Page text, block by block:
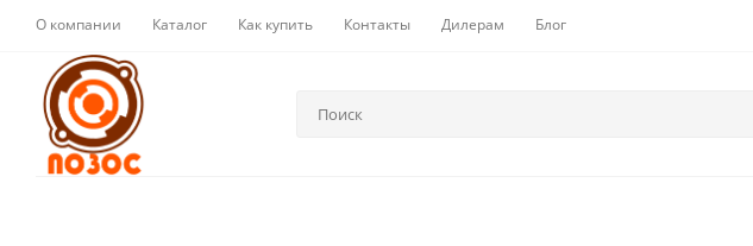
О компании Каталог Как купить Контакты Дилерам Блог